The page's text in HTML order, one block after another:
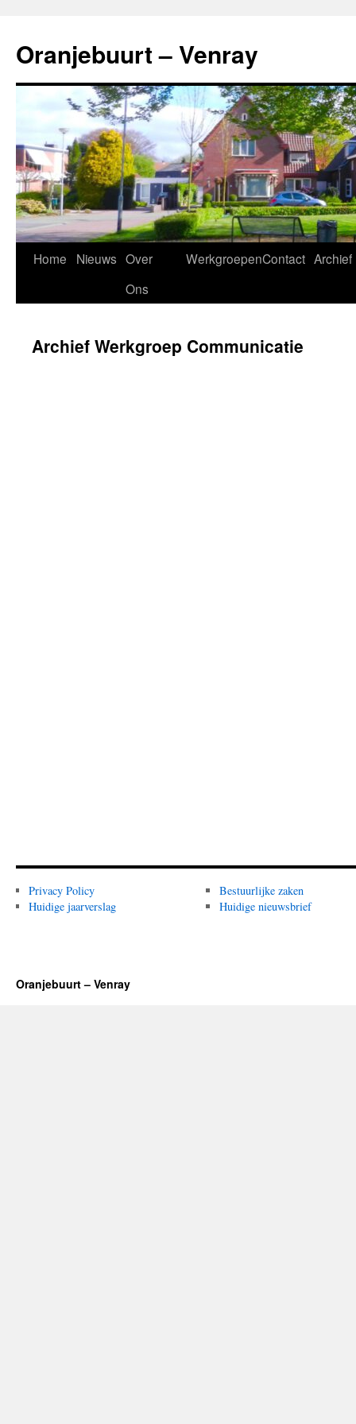
de
inhoud
Oranjebuurt – Venray
Home Nieuws Over
Ons
WerkgroepenContact Archief
Archief Werkgroep Communicatie
Privacy Policy
Huidige jaarverslag
Bestuurlijke zaken
Huidige nieuwsbrief
Oranjebuurt – Venray